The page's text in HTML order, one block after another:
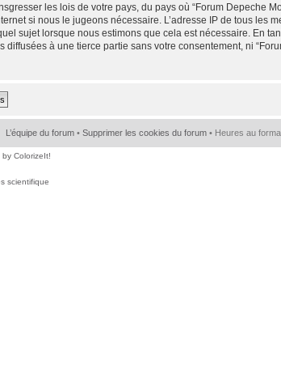
les lois de votre pays, du pays où “Forum Depeche
si nous le jugeons nécessaire. L’adresse IP de tous les
sujet lorsque nous estimons que cela est nécessaire. En
à une tierce partie sans votre consentement, ni
L’équipe du forum • Supprimer les cookies du forum • Heures au
by ColorizeIt!
scientifique